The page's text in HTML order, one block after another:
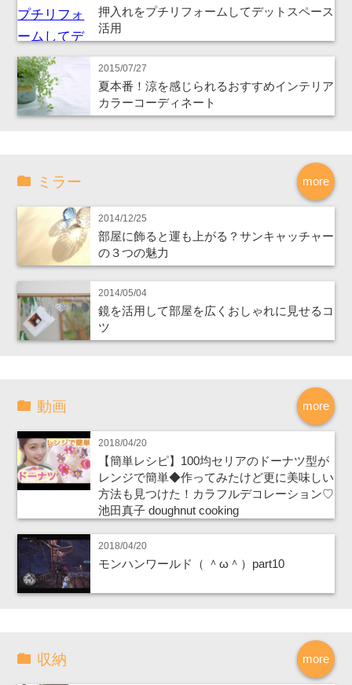
押入れをプチリフォームしてデットスペース
活用
2015/07/27
夏本番！涼を感じられるおすすめインテリア
カラーコーディネート
more
ミラー
2014/12/25
部屋に飾ると運も上がる？サンキャッチャー
の３つの魅力
2014/05/04
鏡を活用して部屋を広くおしゃれに見せるコ
ツ
more
動画
2018/04/20
【簡単レシピ】100均セリアのドーナツ型が
レンジで簡単◆作ってみたけど更に美味しい
方法も見つけた！カラフルデコレーション♡
池田真子 doughnut cooking
2018/04/20
モンハンワールド（ ＾ω＾）part10
more
収納